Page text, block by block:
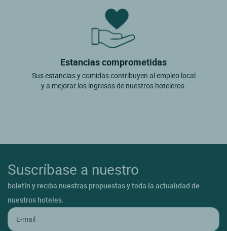
Estancias comprometidas
Sus estancias y comidas contribuyen al empleo local
y a mejorar los ingresos de nuestros hoteleros.
Suscríbase a nuestro
boletín y reciba nuestras propuestas y toda la actualidad de
nuestros hoteles.